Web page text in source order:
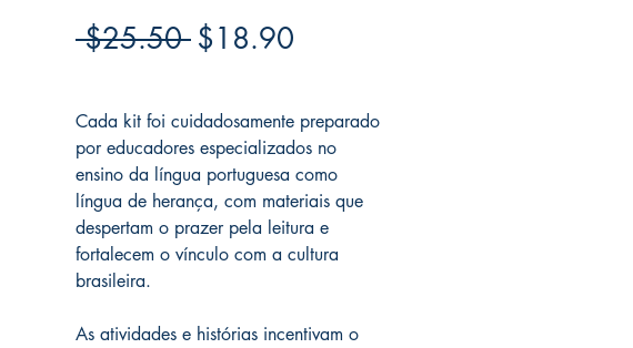
$25.50 Regular
$18.90
Cada kit foi cuidadosamente preparado
por educadores especializados no
ensino da língua portuguesa como
língua de herança, com materiais que
despertam o prazer pela leitura e
fortalecem o vínculo com a cultura
brasileira.
As atividades e histórias incentivam o